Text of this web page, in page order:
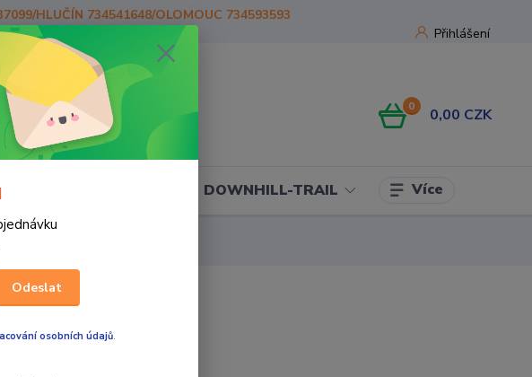
Přihlášení
Hledat
HLUČÍN 734541648/OLOMOUC 734593593
0 0,00 CZK
DOWNHILL-TRAIL Více
Odeslat
osobních údajů.